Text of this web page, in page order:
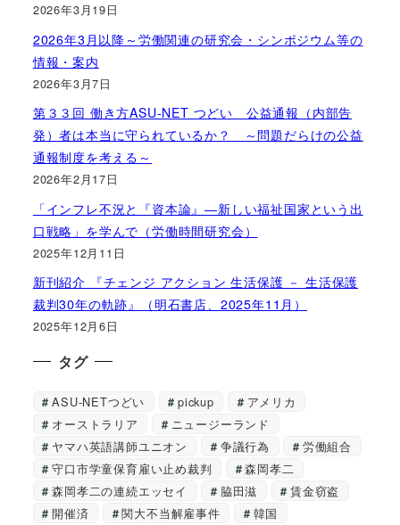
2026年3月19日
2026年3月以降～労働関連の研究会・シンポジウム等の
情報・案内
2026年3月7日
第３３回 働き方ASU-NET つどい 公益通報（内部告
発）者は本当に守られているか？ ～問題だらけの公益
通報制度を考える～
2026年2月17日
「インフレ不況と『資本論』―新しい福祉国家という出
口戦略」を学んで（労働時間研究会）
2025年12月11日
新刊紹介 『チェンジ アクション 生活保護 － 生活保護
裁判30年の軌跡』（明石書店、2025年11月）
2025年12月6日
タグ
ASU-NETつどい pickup
アメリカ
オーストラリア
ニュージーランド
ヤマハ英語講師ユニオン
争議行為
労働組合
守口市学童保育雇い止め裁判
森岡孝二
森岡孝二の連続エッセイ
脇田滋
賃金窃盗
開催済
関大不当解雇事件 韓国